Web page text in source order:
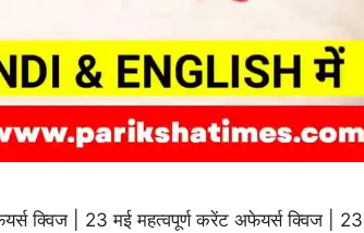
| 23 मई महत्वपूर्ण करेंट अफेयर्स क्विज | 23